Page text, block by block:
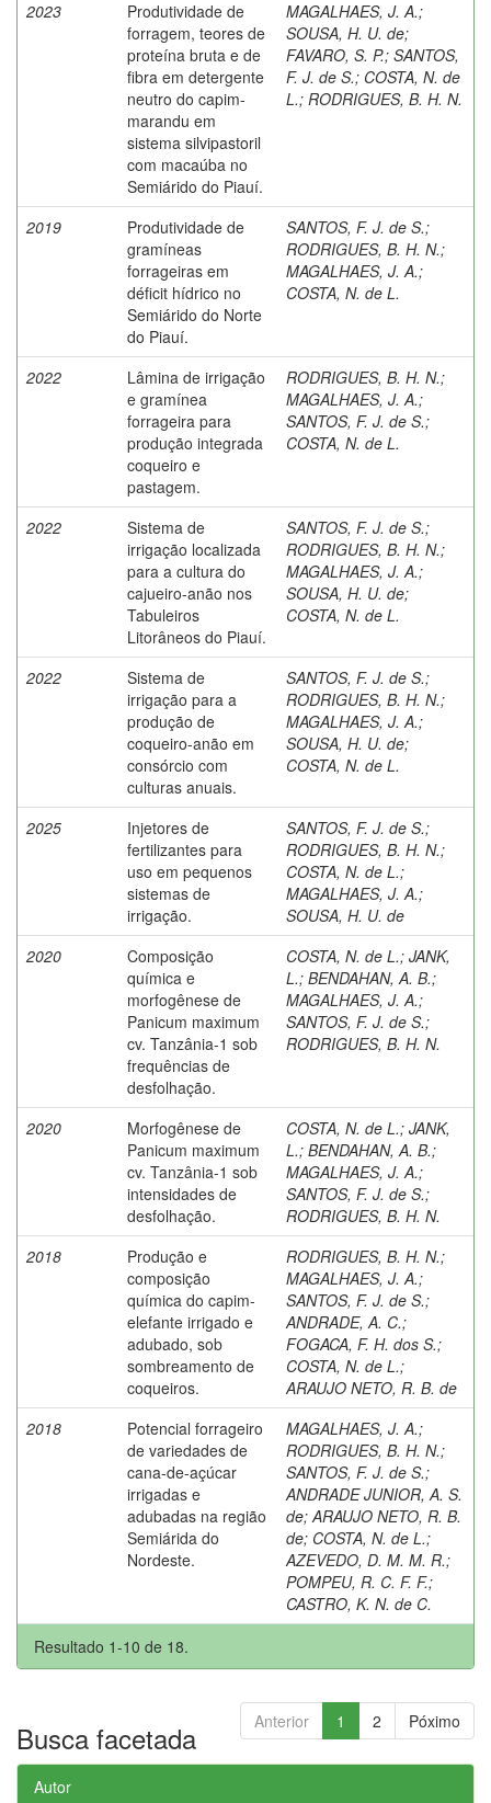
2023
Produtividade de
forragem, teores de
proteína bruta e de
fibra em detergente
neutro do capim-
marandu em
sistema silvipastoril
com macaúba no
Semiárido do Piauí.
MAGALHAES, J. A.;
SOUSA, H. U. de;
FAVARO, S. P.; SANTOS,
F. J. de S.; COSTA, N. de
L.; RODRIGUES, B. H. N.
2019
Produtividade de
gramíneas
forrageiras em
déficit hídrico no
Semiárido do Norte
do Piauí.
SANTOS, F. J. de S.;
RODRIGUES, B. H. N.;
MAGALHAES, J. A.;
COSTA, N. de L.
2022
Lâmina de irrigação
e gramínea
forrageira para
produção integrada
coqueiro e
pastagem.
RODRIGUES, B. H. N.;
MAGALHAES, J. A.;
SANTOS, F. J. de S.;
COSTA, N. de L.
2022
Sistema de
irrigação localizada
para a cultura do
cajueiro-anão nos
Tabuleiros
Litorâneos do Piauí.
SANTOS, F. J. de S.;
RODRIGUES, B. H. N.;
MAGALHAES, J. A.;
SOUSA, H. U. de;
COSTA, N. de L.
2022
Sistema de
irrigação para a
produção de
coqueiro-anão em
consórcio com
culturas anuais.
SANTOS, F. J. de S.;
RODRIGUES, B. H. N.;
MAGALHAES, J. A.;
SOUSA, H. U. de;
COSTA, N. de L.
2025
Injetores de
fertilizantes para
uso em pequenos
sistemas de
irrigação.
SANTOS, F. J. de S.;
RODRIGUES, B. H. N.;
COSTA, N. de L.;
MAGALHAES, J. A.;
SOUSA, H. U. de
2020
Composição
química e
morfogênese de
Panicum maximum
cv. Tanzânia-1 sob
frequências de
desfolhação.
COSTA, N. de L.; JANK,
L.; BENDAHAN, A. B.;
MAGALHAES, J. A.;
SANTOS, F. J. de S.;
RODRIGUES, B. H. N.
2020
Morfogênese de
Panicum maximum
cv. Tanzânia-1 sob
intensidades de
desfolhação.
COSTA, N. de L.; JANK,
L.; BENDAHAN, A. B.;
MAGALHAES, J. A.;
SANTOS, F. J. de S.;
RODRIGUES, B. H. N.
2018
Produção e
composição
química do capim-
elefante irrigado e
adubado, sob
sombreamento de
coqueiros.
RODRIGUES, B. H. N.;
MAGALHAES, J. A.;
SANTOS, F. J. de S.;
ANDRADE, A. C.;
FOGACA, F. H. dos S.;
COSTA, N. de L.;
ARAUJO NETO, R. B. de
2018
Potencial forrageiro
de variedades de
cana-de-açúcar
irrigadas e
adubadas na região
Semiárida do
Nordeste.
MAGALHAES, J. A.;
RODRIGUES, B. H. N.;
SANTOS, F. J. de S.;
ANDRADE JUNIOR, A. S.
de; ARAUJO NETO, R. B.
de; COSTA, N. de L.;
AZEVEDO, D. M. M. R.;
POMPEU, R. C. F. F.;
CASTRO, K. N. de C.
Resultado 1-10 de 18.
Anterior 1 2 Póximo
Busca facetada
Autor